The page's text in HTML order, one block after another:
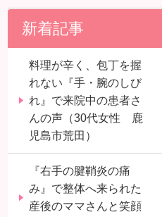
新着記事
料理が辛く、包丁を握
れない『手・腕のしび
れ』で来院中の患者さ
んの声（30代女性 鹿
児島市荒田）
『右手の腱鞘炎の痛
み』で整体へ来られた
産後のママさんと笑顔